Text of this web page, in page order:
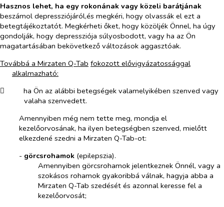
Hasznos lehet, ha egy rokonának vagy közeli barátjának
beszámol depressziójáról,és megkéri, hogy olvassák el ezt a
betegtájékoztatót. Megkérheti őket, hogy közöljék Önnel, ha úgy
gondolják, hogy depressziója súlyosbodott, vagy ha az Ön
magatartásában bekövetkező változások aggasztóak.
Továbbá a Mirzaten Q-Tab fokozott elővigyázatossággal
alkalmazható:
​
ha Ön az alábbi betegségek valamelyikében szenved vagy
valaha szenvedett.
Amennyiben még nem tette meg, mondja el
kezelőorvosának, ha ilyen betegségben szenved, mielőtt
elkezdené szedni a Mirzaten Q-Tab-ot:
-​ görcsrohamok (epilepszia).
Amennyiben görcsrohamok jelentkeznek Önnél, vagy a
szokásos rohamok gyakoribbá válnak, hagyja abba a
Mirzaten Q-Tab szedését és azonnal keresse fel a
kezelőorvosát;